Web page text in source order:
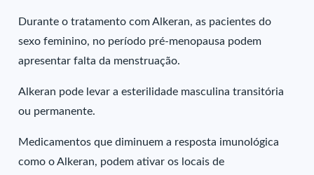
Durante o tratamento com Alkeran, as pacientes do
sexo feminino, no período pré-menopausa podem
apresentar falta da menstruação.
Alkeran pode levar a esterilidade masculina transitória
ou permanente.
Medicamentos que diminuem a resposta imunológica
como o Alkeran, podem ativar os locais de